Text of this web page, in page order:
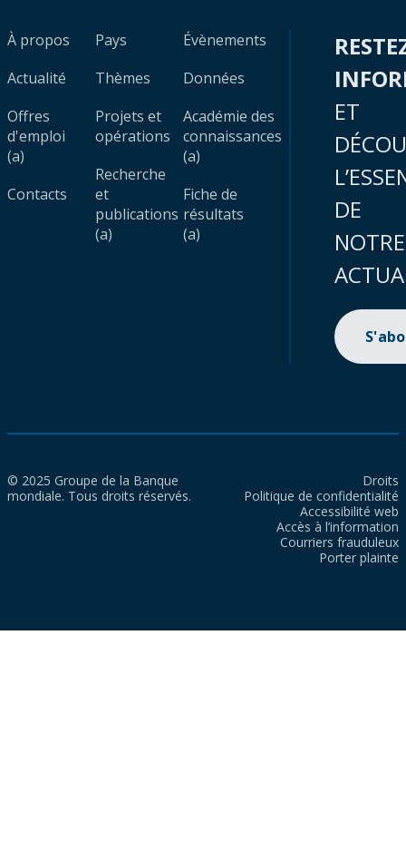
À propos
Actualité
Offres
d'emploi
(a)
Contacts
Pays
Thèmes
Projets et
opérations
Recherche
et
publications
(a)
Évènements
Données
Académie des
connaissances
(a)
Fiche de
résultats
(a)
ET
DE
NOTRE
© 2025 Groupe de la Banque
mondiale. Tous droits réservés.
Droits
Politique de confidentialité
Accessibilité web
Accès à l’information
Courriers frauduleux
Porter plainte